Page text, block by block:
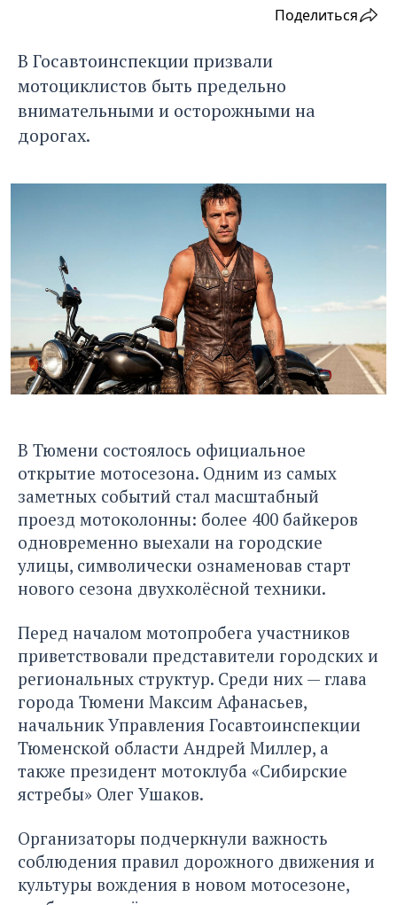
Поделиться
В Госавтоинспекции призвали
мотоциклистов быть предельно
внимательными и осторожными на
дорогах.
В Тюмени состоялось официальное
открытие мотосезона. Одним из самых
заметных событий стал масштабный
проезд мотоколонны: более 400 байкеров
одновременно выехали на городские
улицы, символически ознаменовав старт
нового сезона двухколёсной техники.
Перед началом мотопробега участников
приветствовали представители городских и
региональных структур. Среди них — глава
города Тюмени Максим Афанасьев,
начальник Управления Госавтоинспекции
Тюменской области Андрей Миллер, а
также президент мотоклуба «Сибирские
ястребы» Олег Ушаков.
Организаторы подчеркнули важность
соблюдения правил дорожного движения и
культуры вождения в новом мотосезоне,